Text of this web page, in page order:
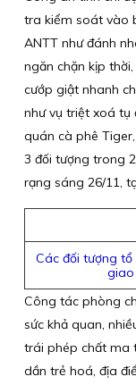
tra kiểm soát vào
ANTT như đánh
ngăn chặn kịp
cướp giật nhanh
như vụ triệt xoá tụ
quán cà phê
3 đối tượng trong
rạng sáng 26/11,
Các đối tượng
giao
Công tác phòng
sức khả quan,
trái phép chất ma
dần trẻ hoá, địa